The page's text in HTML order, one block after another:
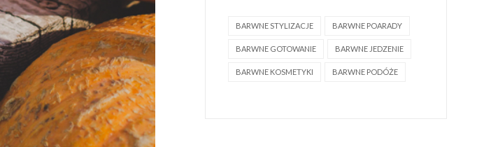
BARWNE STYLIZACJE BARWNE POARADY
BARWNE GOTOWANIE BARWNE JEDZENIE
BARWNE KOSMETYKI BARWNE PODÓŻE